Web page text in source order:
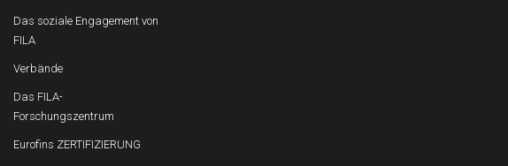
Das soziale Engagement von
FILA
Verbände
Das FILA-
Forschungszentrum
Eurofins ZERTIFIZIERUNG